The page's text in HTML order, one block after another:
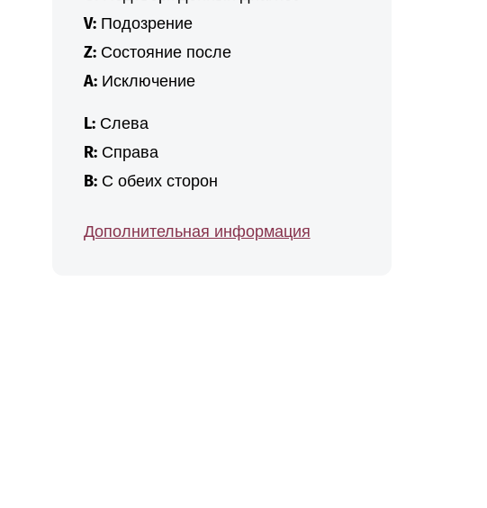
V:Подозрение
Z:Состояние после
A:Исключение
L:Слева
R:Справа
B:С обеих сторон
Дополнительная информация